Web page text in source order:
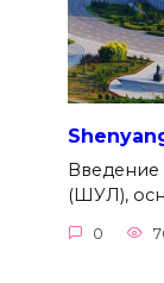
Введение
(ШУЛ),
0